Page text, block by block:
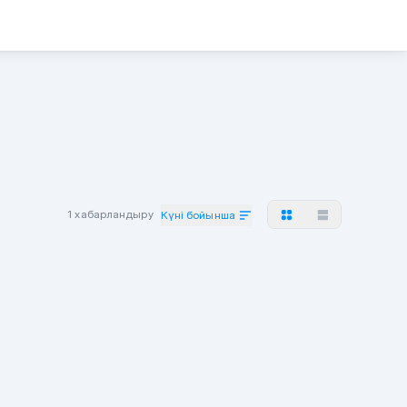
1 хабарландыру Күні бойынша